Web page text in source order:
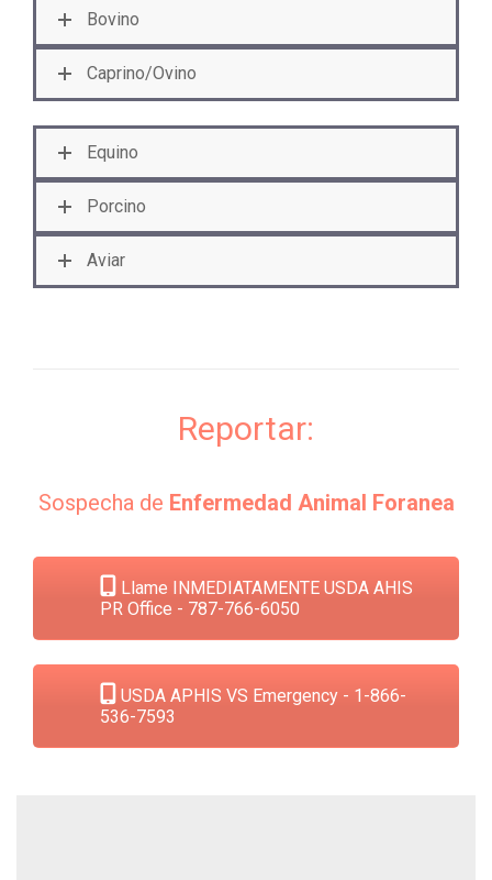
Bovino
Caprino/Ovino
Equino
Porcino
Aviar
Reportar:
Sospecha de Enfermedad Animal Foranea
Llame INMEDIATAMENTE USDA AHIS
PR Office - 787-766-6050
USDA APHIS VS Emergency - 1-866-
536-7593